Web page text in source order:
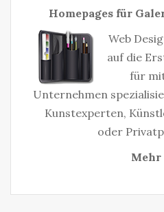
Homepages für
Web
auf die
für
Unternehmen
Kunstexperten,
oder
Mehr